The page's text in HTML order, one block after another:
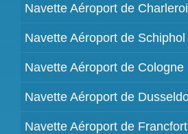
Navette Aéroport de Charleroi
Navette Aéroport de
Navette Aéroport de Cologne
Navette Aéroport de
Navette Aéroport de Francfort